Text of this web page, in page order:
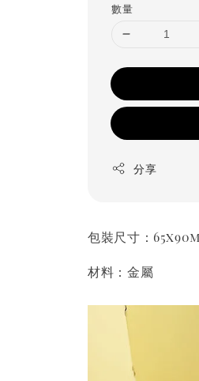
數量
分享
包裝尺寸：
材料：金屬